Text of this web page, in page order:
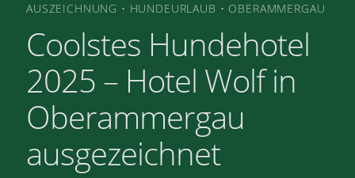
AUSZEICHNUNG • HUNDEURLAUB • OBERAMMERGAU
Coolstes Hundehotel
2025 – Hotel Wolf in
Oberammergau
ausgezeichnet